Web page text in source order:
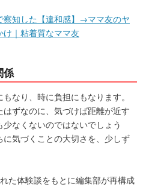
察知した【違和感】→ママ友のヤ
｜粘着質なママ友
係
なり、時に負担にもなります。
ずなのに、気づけば距離が近す
なくないのではないでしょう
気づくことの大切さを、少しず
た体験談をもとに編集部が再構成